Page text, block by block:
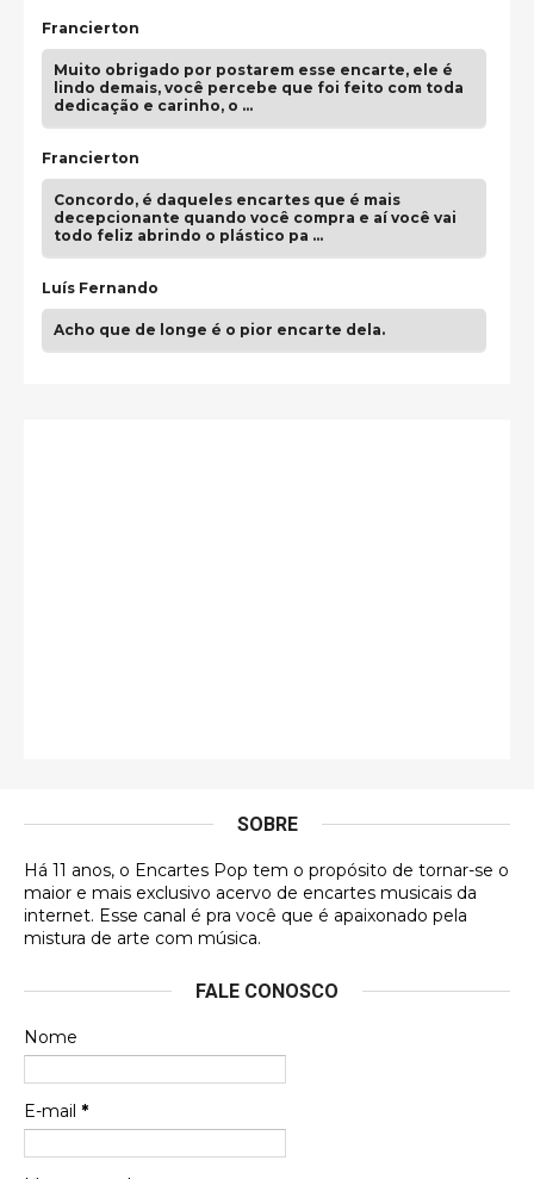
Francierton
Muito obrigado por postarem esse encarte, ele é
lindo demais, você percebe que foi feito com toda
dedicação e carinho, o …
Francierton
Concordo, é daqueles encartes que é mais
decepcionante quando você compra e aí você vai
todo feliz abrindo o plástico pa …
Luís Fernando
Acho que de longe é o pior encarte dela.
DVD MIDINHO
Francierton
futuras aquisições, e olhando o encarte aqui, me
Francierton
Espero que tenham sentido minha falta, informo
que estou de volta para trazer mais contribuições
SOBRE
Há 11 anos, o Encartes Pop tem o propósito de tornar-se o
maior e mais exclusivo acervo de encartes musicais da
internet. Esse canal é pra você que é apaixonado pela
mistura de arte com música.
FALE CONOSCO
Nome
E-mail *